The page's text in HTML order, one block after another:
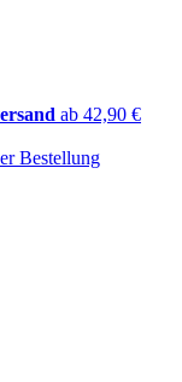
ab 42,90 €
Bestellung